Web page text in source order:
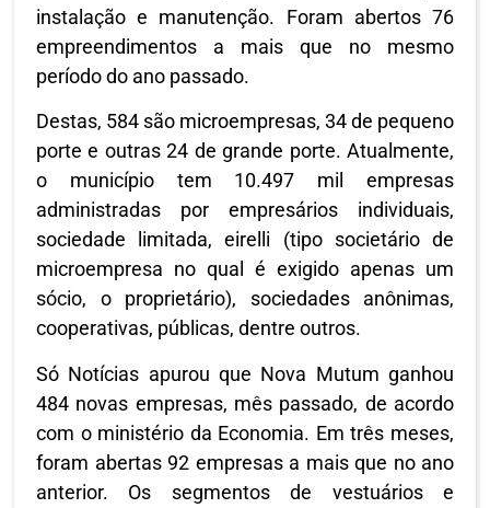
instalação e manutenção. Foram abertos 76
empreendimentos a mais que no mesmo
período do ano passado.
Destas, 584 são microempresas, 34 de pequeno
porte e outras 24 de grande porte. Atualmente,
o município tem 10.497 mil empresas
administradas por empresários individuais,
sociedade limitada, eirelli (tipo societário de
microempresa no qual é exigido apenas um
sócio, o proprietário), sociedades anônimas,
cooperativas, públicas, dentre outros.
Só Notícias apurou que Nova Mutum ganhou
484 novas empresas, mês passado, de acordo
com o ministério da Economia. Em três meses,
foram abertas 92 empresas a mais que no ano
anterior. Os segmentos de vestuários e